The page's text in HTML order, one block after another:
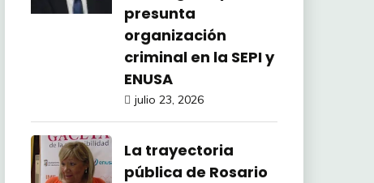
presunta
organización
criminal en la SEPI y
ENUSA
julio 23, 2026
La trayectoria
pública de Rosario